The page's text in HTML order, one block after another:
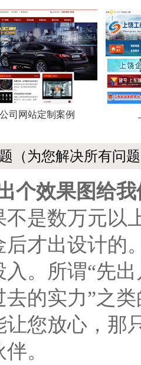
司网站定制案例
（为您解决所有问
个效果图给
数万元以上
后才出设计的
入。所谓“先
去的实力”之
让您放心，那
。